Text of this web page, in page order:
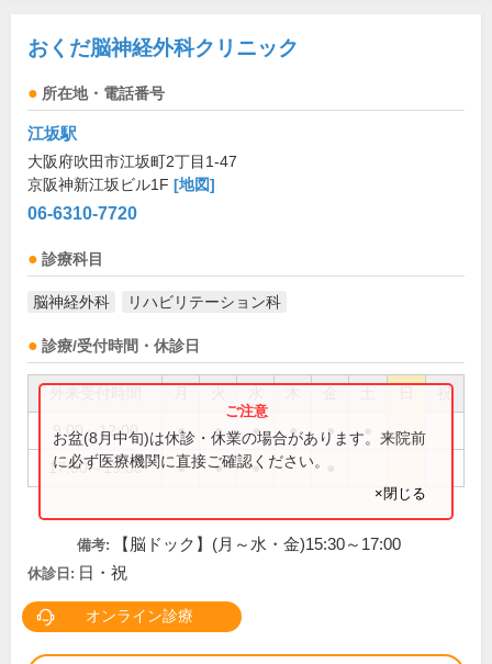
おくだ脳神経外科クリニック
所在地・電話番号
江坂駅
大阪府吹田市江坂町2丁目1-47
京阪神新江坂ビル1F [地図]
06-6310-7720
診療科目
脳神経外科 リハビリテーション科
診療/受付時間・休診日
祝
9:00～12:00 ● ● ● ● ●
17:00～19:00 ● ● ●
お盆(8月中旬)は休診・休業の場合があります。来院前
に必ず医療機関に直接ご確認ください。
×閉じる
備考: 【脳ドック】(月～水・金)15:30～17:00
休診日: 日・祝
オンライン診療